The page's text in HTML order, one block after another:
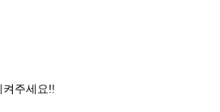
주세요!!